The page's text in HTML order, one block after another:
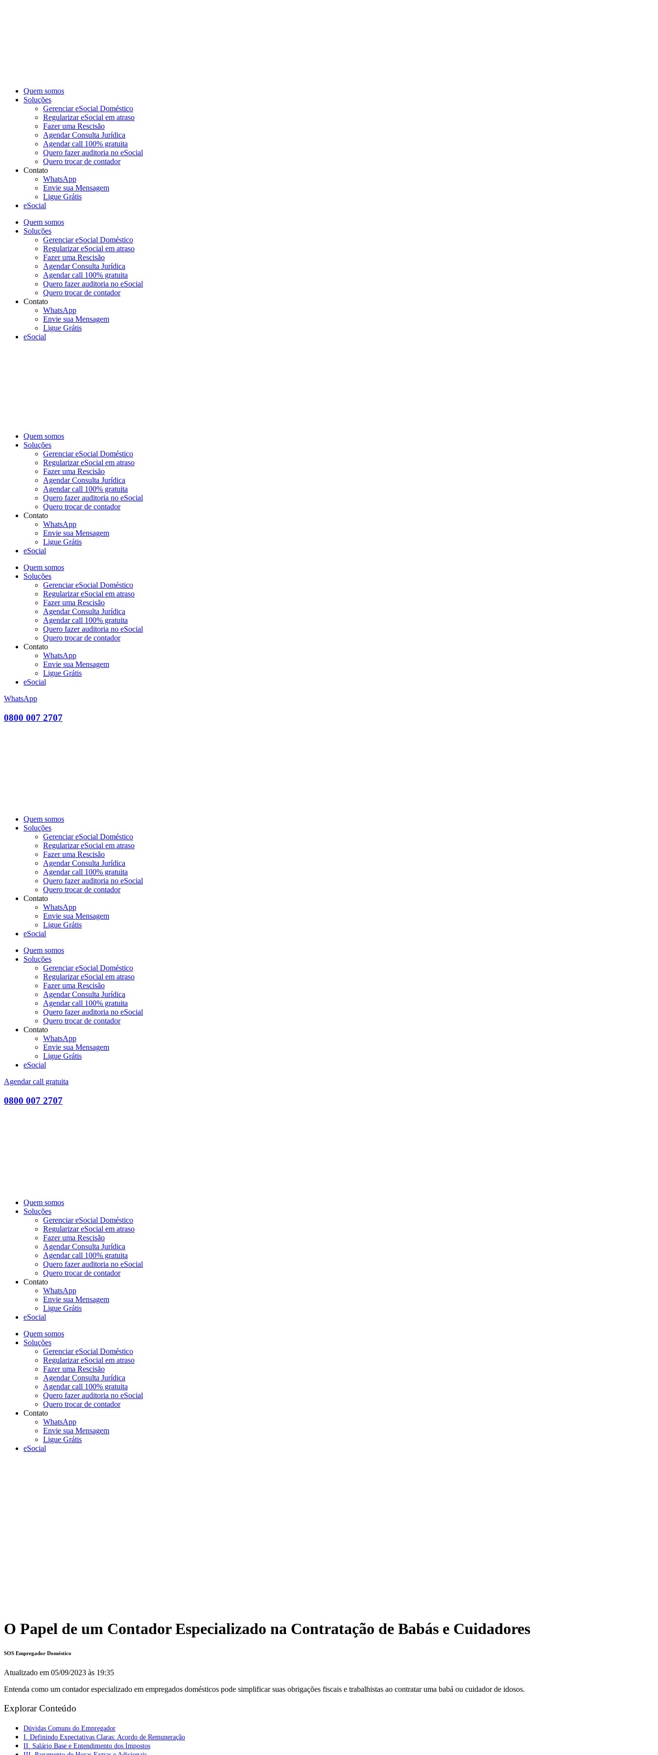
Quem somos
Soluções
Gerenciar eSocial Doméstico
Regularizar eSocial em atraso
Fazer uma Rescisão
Agendar Consulta Jurídica
Agendar call 100% gratuita
Quero fazer auditoria no eSocial
Quero trocar de contador
Contato
WhatsApp
Envie sua Mensagem
Ligue Grátis
eSocial
Quem somos
Soluções
Gerenciar eSocial Doméstico
Regularizar eSocial em atraso
Fazer uma Rescisão
Agendar Consulta Jurídica
Agendar call 100% gratuita
Quero fazer auditoria no eSocial
Quero trocar de contador
Contato
WhatsApp
Envie sua Mensagem
Ligue Grátis
eSocial
Quem somos
Soluções
Gerenciar eSocial Doméstico
Regularizar eSocial em atraso
Fazer uma Rescisão
Agendar Consulta Jurídica
Agendar call 100% gratuita
Quero fazer auditoria no eSocial
Quero trocar de contador
Contato
WhatsApp
Envie sua Mensagem
Ligue Grátis
eSocial
Quem somos
Soluções
Gerenciar eSocial Doméstico
Regularizar eSocial em atraso
Fazer uma Rescisão
Agendar Consulta Jurídica
Agendar call 100% gratuita
Quero fazer auditoria no eSocial
Quero trocar de contador
Contato
WhatsApp
Envie sua Mensagem
Ligue Grátis
eSocial
WhatsApp
0800 007 2707
Quem somos
Soluções
Gerenciar eSocial Doméstico
Regularizar eSocial em atraso
Fazer uma Rescisão
Agendar Consulta Jurídica
Agendar call 100% gratuita
Quero fazer auditoria no eSocial
Quero trocar de contador
Contato
WhatsApp
Envie sua Mensagem
Ligue Grátis
eSocial
Quem somos
Soluções
Gerenciar eSocial Doméstico
Regularizar eSocial em atraso
Fazer uma Rescisão
Agendar Consulta Jurídica
Agendar call 100% gratuita
Quero fazer auditoria no eSocial
Quero trocar de contador
Contato
WhatsApp
Envie sua Mensagem
Ligue Grátis
eSocial
Agendar call gratuita
0800 007 2707
Quem somos
Soluções
Gerenciar eSocial Doméstico
Regularizar eSocial em atraso
Fazer uma Rescisão
Agendar Consulta Jurídica
Agendar call 100% gratuita
Quero fazer auditoria no eSocial
Quero trocar de contador
Contato
WhatsApp
Envie sua Mensagem
Ligue Grátis
eSocial
Quem somos
Soluções
Gerenciar eSocial Doméstico
Regularizar eSocial em atraso
Fazer uma Rescisão
Agendar Consulta Jurídica
Agendar call 100% gratuita
Quero fazer auditoria no eSocial
Quero trocar de contador
Contato
WhatsApp
Envie sua Mensagem
Ligue Grátis
eSocial
O Papel de um Contador Especializado na Contratação de Babás e Cuidadores
SOS Empregador Doméstico
Atualizado em 05/09/2023 às 19:35
Entenda como um contador especializado em empregados domésticos pode simplificar suas obrigações fiscais e trabalhistas ao contratar uma babá ou cuidador de idosos.
Explorar Conteúdo
Dúvidas Comuns do Empregador
I. Definindo Expectativas Claras: Acordo de Remuneração
II. Salário Base e Entendimento dos Impostos